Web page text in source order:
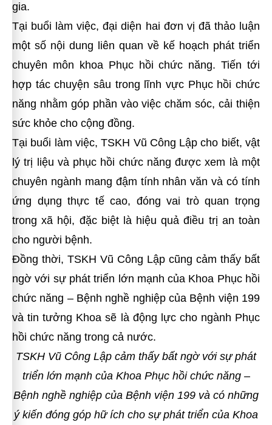
gia.
Tại buổi làm việc, đại diện hai đơn vị đã thảo luận
một số nội dung liên quan về kế hoạch phát triển
chuyên môn khoa Phục hồi chức năng. Tiến tới
hợp tác chuyện sâu trong lĩnh vực Phục hồi chức
năng nhằm góp phần vào việc chăm sóc, cải thiện
sức khỏe cho cộng đồng.
Tại buổi làm việc, TSKH Vũ Công Lập cho biết, vật
lý trị liệu và phục hồi chức năng được xem là một
chuyên ngành mang đậm tính nhân văn và có tính
ứng dụng thực tế cao, đóng vai trò quan trọng
trong xã hội, đặc biệt là hiệu quả điều trị an toàn
cho người bệnh.
Đồng thời, TSKH Vũ Công Lập cũng cảm thấy bất
ngờ với sự phát triển lớn mạnh của Khoa Phục hồi
chức năng – Bệnh nghề nghiệp của Bệnh viện 199
và tin tưởng Khoa sẽ là động lực cho ngành Phục
hồi chức năng trong cả nước.
TSKH Vũ Công Lập cảm thấy bất ngờ với sự phát
triển lớn mạnh của Khoa Phục hồi chức năng –
Bệnh nghề nghiệp của Bệnh viện 199 và có những
ý kiến đóng góp hữ ích cho sự phát triển của Khoa